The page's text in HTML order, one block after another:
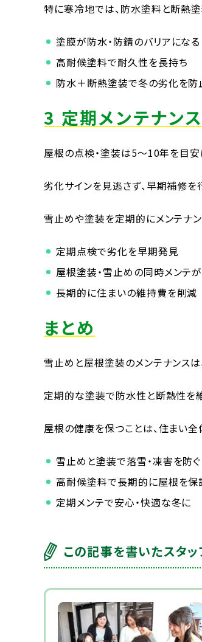
特に寒冷地では、防水塗料と断熱
塗膜が防水・防錆のバリアになる
高耐候塗料で耐久性を長持ち
防水＋断熱塗装で冬の劣化を防
3 定期メンテナン
屋根の点検・塗装は5〜10年を目安
劣化サインを見逃さず、早期補修を
雪止めや塗装を定期的にメンテナン
定期点検で劣化を早期発見
屋根塗装・雪止めの同時メンテ
長期的に住まいの維持費を削減
まとめ
雪止めと屋根塗装のメンテナンス
定期的な塗装で防水性と断熱性を維
屋根の健康を保つことは、住まい
雪止めと塗装で落雪・凍害を防ぐ
高耐候塗料で長期的に屋根を保
定期メンテで安心・快適な冬に
この記事を書いたスタッ